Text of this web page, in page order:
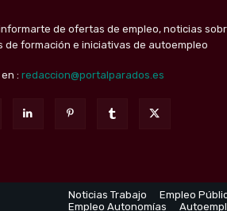
de ofertas de empleo, noticias
de formación e iniciativas de autoempleo
: redaccion@portalparados.es
Noticias Trabajo Empleo
Empleo Autonomías